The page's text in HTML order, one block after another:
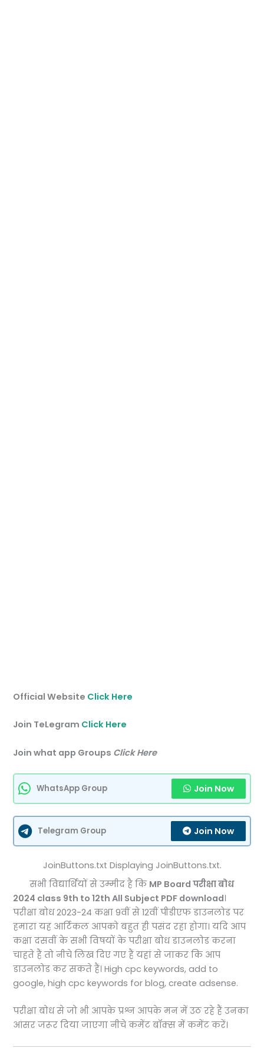
Official Website Click Here
Join TeLegram Click Here
Join what app Groups Click Here
WhatsApp Group Join Now
Telegram Group Join Now
JoinButtons.txt Displaying JoinButtons.txt.
सभी विद्यार्थियों से उम्मीद है कि MP Board परीक्षा बोध
2024 class 9th to 12th All Subject PDF download।
परीक्षा बोध 2023-24 कक्षा 9वीं से 12वीं पीडीएफ डाउनलोड पर
हमारा यह आर्टिकल आपको बहुत ही पसंद रहा होगा। यदि आप
कक्षा दसवीं के सभी विषयों के परीक्षा बोध डाउनलोड करना
चाहते हैं तो नीचे लिख दिए गए हैं यहां से जाकर कि आप
डाउनलोड कर सकते हैं। High cpc keywords, add to
google, high cpc keywords for blog, create adsense.
परीक्षा बोध से जो भी आपके प्रश्न आपके मन में उठ रहे हैं उनका
आंसर जरूर दिया जाएगा नीचे कमेंट बॉक्स में कमेंट करें।